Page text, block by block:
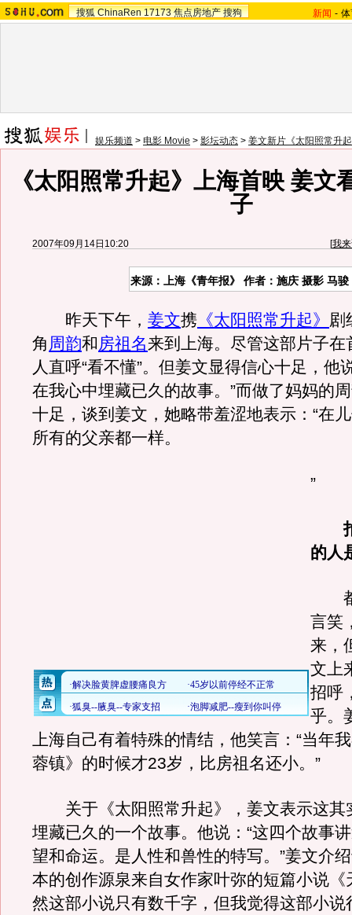
搜狐 ChinaRen 17173 焦点房地产 搜狗 新闻 -
娱乐频道 > 电影 Movie > 影坛动态 > 姜文新片《太阳照常升
《太阳照常升起》上海首映 姜文
子
2007年09月14日10:20 [我
来源：上海《青年报》 作者：施庆 摄影 马骏
昨天下午， 姜文携 《太阳照常升起》 剧
角 周韵和房祖名来到上海。尽管这部片子在
人直呼“看不懂”。但姜文显得信心十足，他
在我心中埋藏已久的故事。”而做了妈妈的
十足，谈到姜文，她略带羞涩地表示：“在
所有的父亲都一样。
”
拍
的人
都
言笑
来，
文上
招呼
乎。
上海自己有着特殊的情结，他笑言：“当年
蓉镇》的时候才23岁，比房祖名还小。”
关于《太阳照常升起》，姜文表示这其
埋藏已久的一个故事。他说：“这四个故事
望和命运。是人性和兽性的特写。”姜文介
本的创作源泉来自女作家叶弥的短篇小说《
然这部小说只有数千字，但我觉得这部小说